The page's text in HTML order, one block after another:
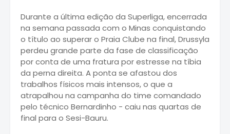
Durante a última edição da Superliga, encerrada
na semana passada com o Minas conquistando
o título ao superar o Praia Clube na final, Drussyla
perdeu grande parte da fase de classificação
por conta de uma fratura por estresse na tíbia
da perna direita. A ponta se afastou dos
trabalhos físicos mais intensos, o que a
atrapalhou na campanha do time comandado
pelo técnico Bernardinho - caiu nas quartas de
final para o Sesi-Bauru.